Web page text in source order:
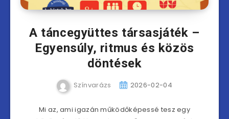
A táncegyüttes társasjáték –
Egyensúly, ritmus és közös
döntések
Színvarázs 2026-02-04
Mi az, ami igazán működőképessé tesz egy